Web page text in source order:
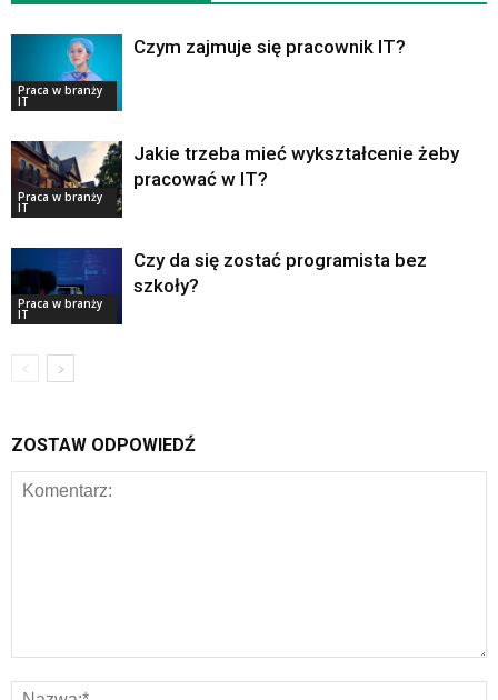
Praca w branży
IT
Czym zajmuje się pracownik IT?
Praca w branży
IT
Jakie trzeba mieć wykształcenie żeby
pracować w IT?
Praca w branży
IT
Czy da się zostać programista bez
szkoły?
ZOSTAW ODPOWIEDŹ